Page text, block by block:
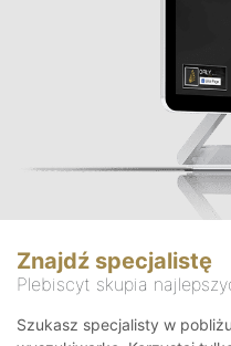
Znajdź specjalistę
Plebiscyt skupia
Szukasz specjalisty w